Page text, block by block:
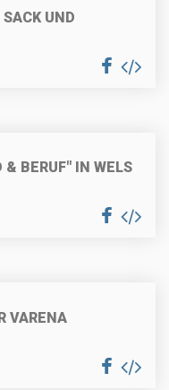
UND
& BERUF" IN WELS
VARENA